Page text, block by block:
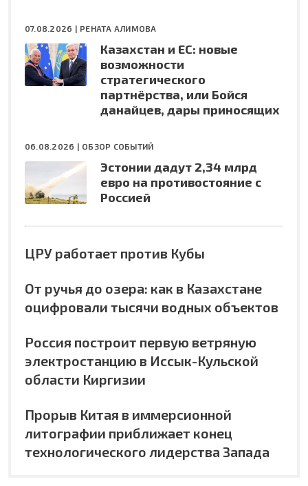
07.08.2026 | РЕНАТА АЛИМОВА
Казахстан и ЕС: новые
возможности
стратегического
партнёрства, или Бойся
данайцев, дары приносящих
06.08.2026 | ОБЗОР СОБЫТИЙ
Эстонии дадут 2,34 млрд
евро на противостояние с
Россией
ЦРУ работает против Кубы
От ручья до озера: как в Казахстане
оцифровали тысячи водных объектов
Россия построит первую ветряную
электростанцию в Иссык-Кульской
области Киргизии
Прорыв Китая в иммерсионной
литографии приближает конец
технологического лидерства Запада